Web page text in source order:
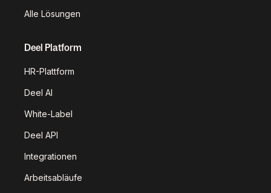
Alle Lösungen
Deel Platform
HR-Plattform
Deel AI
White-Label
Deel API
Integrationen
Arbeitsabläufe